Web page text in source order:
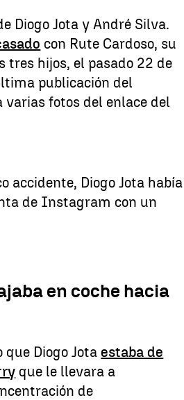
Diogo Jota y André Silva.
con Rute Cardoso, su
tres hijos, el pasado 22 de
publicación del
fotos del enlace del
accidente, Diogo Jota había
de Instagram con un
en coche hacia
que Diogo Jotaestaba de
que le llevara a
de